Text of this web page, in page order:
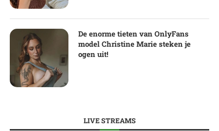
De enorme tieten van OnlyFans
model Christine Marie steken je
ogen uit!
LIVE STREAMS